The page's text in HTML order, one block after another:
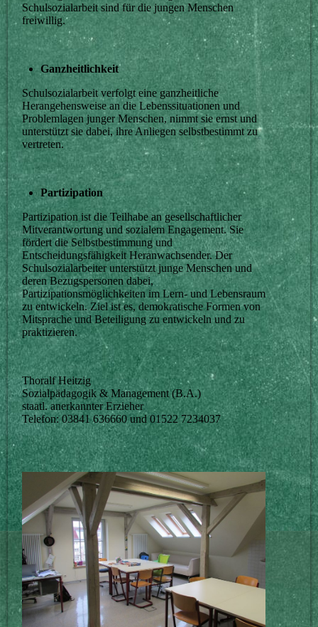
Schulsozialarbeit sind für die jungen Menschen
freiwillig.
Ganzheitlichkeit
Schulsozialarbeit verfolgt eine ganzheitliche
Herangehensweise an die Lebenssituationen und
Problemlagen junger Menschen, nimmt sie ernst und
unterstützt sie dabei, ihre Anliegen selbstbestimmt zu
vertreten.
Partizipation
Partizipation ist die Teilhabe an gesellschaftlicher
Mitverantwortung und sozialem Engagement. Sie
fördert die Selbstbestimmung und
Entscheidungsfähigkeit Heranwachsender. Der
Schulsozialarbeiter unterstützt junge Menschen und
deren Bezugspersonen dabei,
Partizipationsmöglichkeiten im Lern- und Lebensraum
zu entwickeln. Ziel ist es, demokratische Formen von
Mitsprache und Beteiligung zu entwickeln und zu
praktizieren.
Thoralf Heitzig
Sozialpädagogik & Management (B.A.)
staatl. anerkannter Erzieher
Telefon: 03841 636660 und 01522 7234037